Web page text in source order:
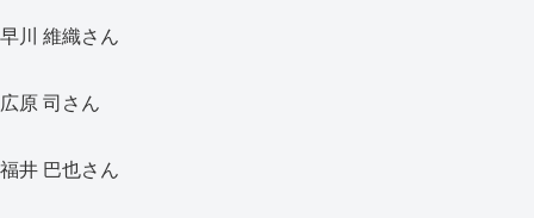
早川 維織さん
広原 司さん
福井 巴也さん